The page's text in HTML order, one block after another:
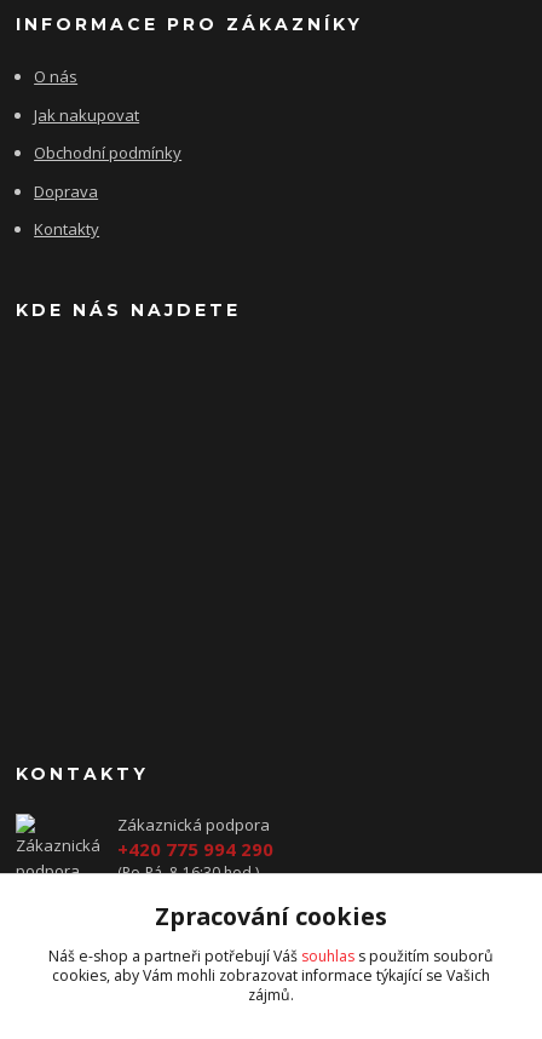
INFORMACE PRO ZÁKAZNÍKY
O nás
Jak nakupovat
Obchodní podmínky
Doprava
Kontakty
KDE NÁS NAJDETE
KONTAKTY
Zákaznická podpora
+420 775 994 290
(Po-Pá, 8-16:30 hod.)
prodej@jawavysocina.cz
Zpracování cookies
Náš e-shop a partneři potřebují Váš souhlas s použitím souborů
cookies, aby Vám mohli zobrazovat informace týkající se Vašich
zájmů.